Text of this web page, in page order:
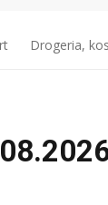
Drogeria,